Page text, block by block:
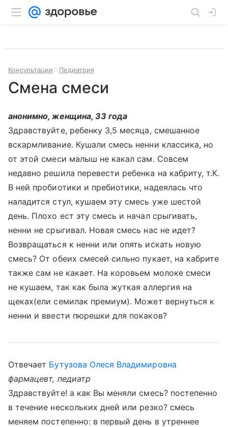
Консультации Педиатрия
Смена смеси
анонимно, женщина, 33 года
Здравствуйте, ребенку 3,5 месяца, смешанное
вскармливание. Кушали смесь ненни классика, но
от этой смеси малыш не какал сам. Совсем
недавно решила перевести ребенка на кабриту, т.К.
В ней пробиотики и пребиотики, надеялась что
наладится стул, кушаем эту смесь уже шестой
день. Плохо ест эту смесь и начал срыгивать,
ненни не срыгивал. Новая смесь нас не идет?
Возвращаться к ненни или опять искать новую
смесь? От обеих смесей сильно пукает, на кабрите
также сам не какает. На коровьем молоке смеси
не кушаем, так как была жуткая аллергия на
щеках(ели семилак премиум). Может вернуться к
ненни и ввести пюрешки для покаков?
Отвечает Бутузова Олеся Владимировна
фармацевт, педиатр
Здравствуйте! а как Вы меняли смесь? постепенно
в течение нескольких дней или резко? смесь
меняем постепенно: в первый день в утреннее